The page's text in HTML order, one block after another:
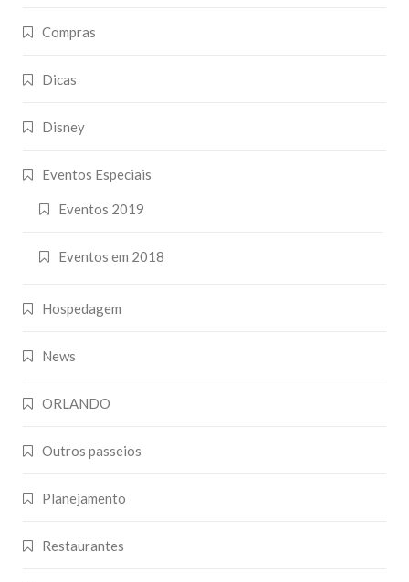
Compras
Dicas
Disney
Eventos Especiais
Eventos 2019
Eventos em 2018
Hospedagem
News
ORLANDO
Outros passeios
Planejamento
Restaurantes